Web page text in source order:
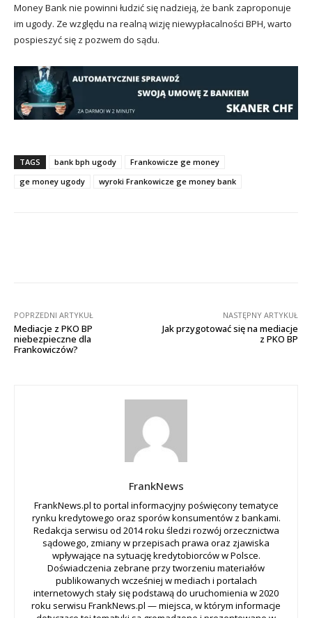
Money Bank nie powinni łudzić się nadzieją, że bank zaproponuje
im ugody. Ze względu na realną wizję niewypłacalności BPH, warto
pospieszyć się z pozwem do sądu.
TAGS bank bph ugody
Frankowicze ge money
ge money ugody
wyroki Frankowicze ge money bank
POPRZEDNI ARTYKUŁ
Mediacje z PKO BP
niebezpieczne dla
Frankowiczów?
NASTĘPNY ARTYKUŁ
Jak przygotować się na mediacje
z PKO BP
FrankNews
FrankNews.pl to portal informacyjny poświęcony tematyce
rynku kredytowego oraz sporów konsumentów z bankami.
Redakcja serwisu od 2014 roku śledzi rozwój orzecznictwa
sądowego, zmiany w przepisach prawa oraz zjawiska
wpływające na sytuację kredytobiorców w Polsce.
Doświadczenia zebrane przy tworzeniu materiałów
publikowanych wcześniej w mediach i portalach
internetowych stały się podstawą do uruchomienia w 2020
roku serwisu FrankNews.pl — miejsca, w którym informacje